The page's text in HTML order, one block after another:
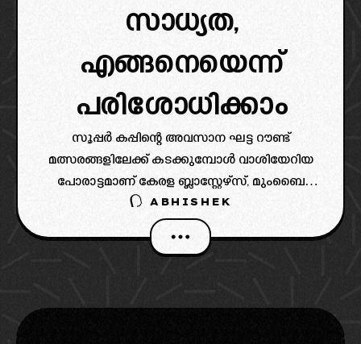
സാധ്യത,
എങ്ങനെയെന്ന്
പരിശോധിക്കാം
സൂപ്പർ കപ്പിന്റെ അവസാന ഘട്ട റൗണ്ട്
മത്സരങ്ങളിലേക്ക് കടക്കുമ്പോൾ വാശിയേറിയ
പോരാട്ടമാണ് കേരള ബ്ലാസ്റ്റേഴ്‌സ്, മുംബൈ
സിറ്റി എഫ്സി, രാജസ്ഥാൻ യുണൈറ്റഡ്,
സ്പോർട്ടിഗ് ക്ലബ്‌ ഡൽഹി അടങ്ങുന്ന ഗ്രൂപ്പ്‌
ഡിയിൽ അരങ്ങേറുന്നത്. നിലവിലെ
ABHISHEK